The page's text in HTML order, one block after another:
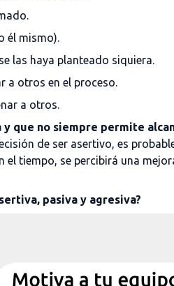
él mismo).
las haya planteado siquiera.
a otros en el proceso.
a otros.
que no siempre permite
de ser asertivo, es
tiempo, se percibirá una
pasiva y agresiva?